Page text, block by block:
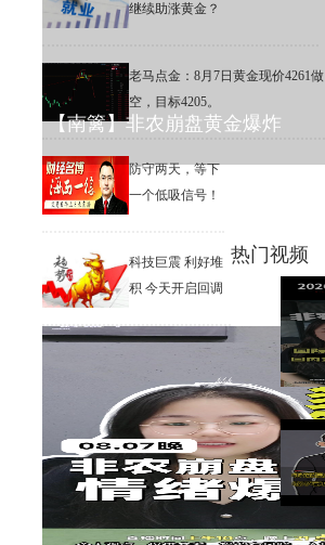
继续助涨黄金？
老马点金：8月7日黄金现价4261做
空，目标4205。
防守两天，等下
一个低吸信号！
科技巨震 利好堆
积 今天开启回调
热门视频
【南篱】非农崩盘黄金爆炸
李鸿彬：8.7黄金大非农来了，
你看涨还是看跌？
【南篱】黄金想涨要注意
杨山海：8月非农进入倒计时阶
段！